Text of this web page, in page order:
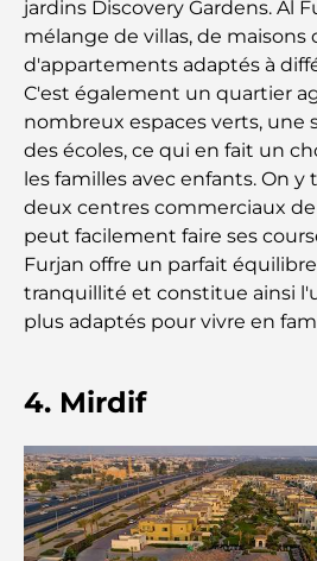
Plan directeur de Tilal Al
norme pour la vie intégrée
Maisons conformes au
créer équilibre et harmonie
Les meilleures entreprises
paysager à Dubaï :
extérieurs
Les meilleures entreprises
Palm Jebel Ali contre Palm
avisés
Découvrez Moon Island
jardins Discovery Gardens. Al
mélange de villas, de maisons
d'appartements adaptés à
C'est également un quartier
nombreux espaces verts, une
des écoles, ce qui en fait un
les familles avec enfants. On
deux centres commerciaux
peut facilement faire ses
Furjan offre un parfait
tranquillité et constitue ainsi
plus adaptés pour vivre en
4. Mirdif